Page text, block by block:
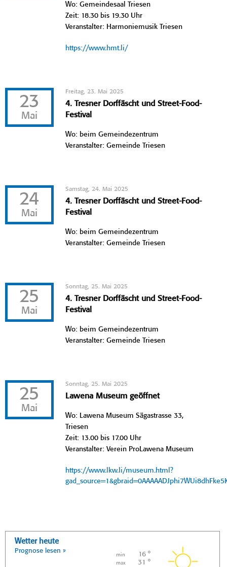
Wo: Gemeindesaal Triesen
Zeit: 18.30 bis 19.30 Uhr
Veranstalter: Harmoniemusik Triesen
https://www.hmt.li/
23
Mai
Freitag, 23. Mai 2025
4. Tresner Dorffäscht und Street-Food-
Festival
Wo: beim Gemeindezentrum
Veranstalter: Gemeinde Triesen
24
Mai
Samstag, 24. Mai 2025
4. Tresner Dorffäscht und Street-Food-
Festival
Wo: beim Gemeindezentrum
Veranstalter: Gemeinde Triesen
25
Mai
Sonntag, 25. Mai 2025
4. Tresner Dorffäscht und Street-Food-
Festival
Wo: beim Gemeindezentrum
Veranstalter: Gemeinde Triesen
25
Mai
Sonntag, 25. Mai 2025
Lawena Museum geöffnet
Wo: Lawena Museum Sägastrasse 33,
Triesen
Zeit: 13.00 bis 17.00 Uhr
Veranstalter: Verein ProLawena Museum
https://www.lkw.li/museum.html?
Wetter heute
Prognose lesen »
min 16 °
max 31 °